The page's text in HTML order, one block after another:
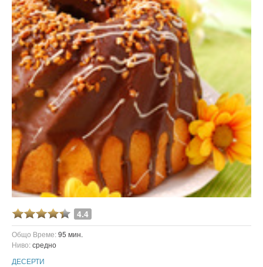
4.4
Общо Време:95 мин.
Ниво:средно
ДЕСЕРТИ